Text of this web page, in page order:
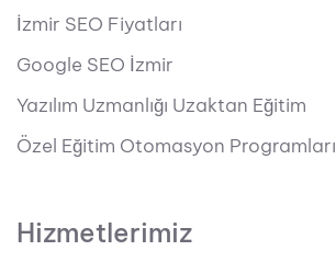
İzmir SEO Fiyatları
Google SEO İzmir
Yazılım Uzmanlığı Uzaktan Eğitim
Özel Eğitim Otomasyon Programları
Hizmetlerimiz